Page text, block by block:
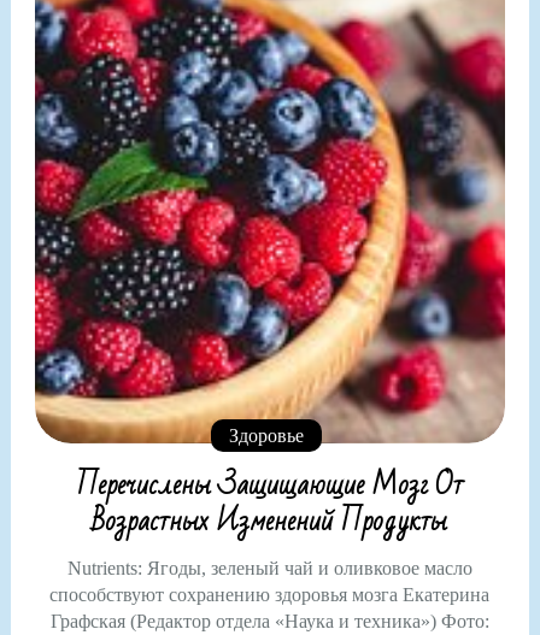
Здоровье
Перечислены Защищающие Мозг От
Возрастных Изменений Продукты
Nutrients: Ягоды, зеленый чай и оливковое масло
способствуют сохранению здоровья мозга Екатерина
Графская (Редактор отдела «Наука и техника») Фото: